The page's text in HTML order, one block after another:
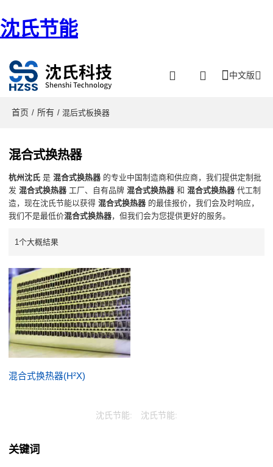
沈氏节能
中文版
首页 / 所有 / 混后式板换器
混合式换热器
杭州沈氏 是混合式换热器 的专业中国制造商和供应商，我们提供定制批
发混合式换热器 工厂、自有品牌混合式换热器 和混合式换热器 代工制
造，现在沈氏节能以获得混合式换热器 的最佳报价，我们会及时响应，
我们不是最低价混合式换热器，但我们会为您提供更好的服务。
1个大概結果
混合式换热器(H²X)
沈氏节能: 沈氏节能:
关键词